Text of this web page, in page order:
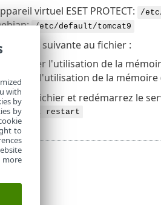
virtuel ESET PROTECT: /
/etc/default/tomcat9
la ligne suivante au fichier :
Augmenter l'utilisation de la
l'utilisation de la
le fichier et redémarrez le
tomcat restart
with
by
by
to